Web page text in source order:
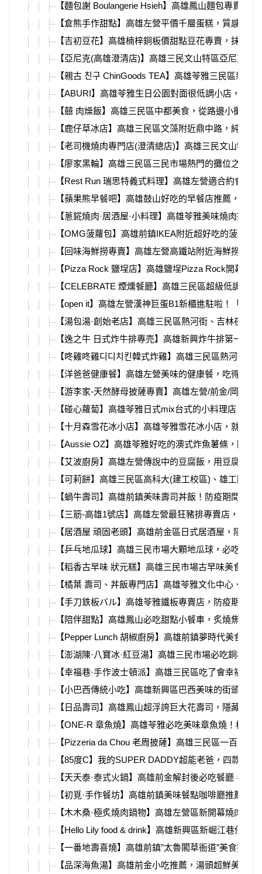
【麵包謝 Boulangerie Hsieh】高雄鳳山麵包專賣工
【倉熊手作甜點】高雄左營平價千層蛋糕，質感千
【吉初豆花】高雄楠梓銅板價甜點豆花專賣，抹茶
【亞尼克(高雄澄清店)】高雄三民文山特區亞尼克
【親古 친구 ChinGoods TEA】高雄苓雅三民區新
【ABURI】高雄苓雅生日公園對面很低調小店，坐
【囍 肉燥飯】高雄三民區中都美食，從路邊小攤車
【鹿仔草冰店】高雄三民區文藻附近鼎中路，純天
【老司機燒肉專門店(澄清總店)】高雄三民文山特
【廖家黑輪】高雄三民區三民市場熱門的攤位之一
【Rest Run 瑞思特義式料理】高雄左營適合約會的
【蘋果熊早餐吧】高雄鼓山好吃的早餐店推薦，終
【蔥錵燒肉·居酒屋·小料理】高雄苓雅美味燒肉推
【OMG菠蘿包】高雄前鎮IKEA附近超好吃的菠蘿
【回味海鮮撈專賣】高雄左營高鐵站附近海鮮撈專
【Pizza Rock 鹽埕店】高雄鹽埕Pizza Rock開幕啦
【CELEBRATE 煙燻餐廳】高雄三民區超級低調的
【open it】高雄左營漢神巨蛋B1新櫃進駐啦！「
【湯包湯·創始老店】高雄三民區熱河街、吉林夜市
【逸之牛 日式炸牛排專売】高雄新興炸牛排第一品
【咚雞咚雞디디치킨韓式炸雞】高雄三民區熱河街
【洋爸爸健康餐】高雄左營美味的健康餐，吃得到
【游李家-天然酵母披薩專賣】高雄左營/前金/岡山
【碰心蘿蔔】高雄苓雅日式mix台式的小料理店，
【十月森雪花冰小店】高雄苓雅雪花冰小店，就在
【Aussie OZ】高雄苓雅好吃的澳式炸魚薯條，隱
【艾波廚房】高雄左營傳說中的豆腐飯，用豆腐取
【可莉餅】高雄三民區高科大(建工校區)、雄工附
【蝸牛壽司】高雄前鎮美味壽司丼飯！防疫期間吃
【三筋-高雄1號店】高雄左營最狂豬排專賣店，”可
【居酒屋 頑固老頭】高雄前金區日式居酒屋，隱藏
【乒乓地瓜球】高雄三民市場大顆地瓜球，必吃銅
【稻香古早味 狀元糕】高雄三民市場古早味美食，
【橘葉 壽司、丼飯專門店】高雄苓雅文化中心、高
【手刀鉄板バル】高雄苓雅鐵板專賣店，防疫期間
【陪伴甜點】高雄鳳山必吃甜點小餐車，炙燒焦糖
【Pepper Lunch 胡椒廚房】高雄前鎮夢時代美食街
【澎湖陳·八寶冰·紅豆湯】高雄三民市場必吃銅板
【幸福巷·手作波士頓派】高雄三民區吃了會幸福的
【小巴西傳統小吃】高雄新興區巴西美味的街頭小
【日品壽司】高雄鳳山超浮誇巨大花壽司，隱藏在
【ONE-R 章魚燒】高雄苓雅必吃美味章魚燒！松
【Pizzeria da Chou 老周披薩】高雄三民區一百元
【85度C】我的SUPER DADDY超能老爸，四款父
【天天泰·泰式火鍋】高雄前金解封後必吃餐廳，
【初覓·手作餐坊】高雄前鎮美味餐點咖啡廳推薦，
【木木桑·極炙燒肉鍋物】高雄左營區新開幕燒肉鍋
【Hello Lily food & drink】高雄新興區新崛江巷仔
【一番地壽喜燒】高雄前鎮”太魯閣草衙道”美食推
【品深海魚湯】高雄前金小吃推薦，湯頭超鮮美「